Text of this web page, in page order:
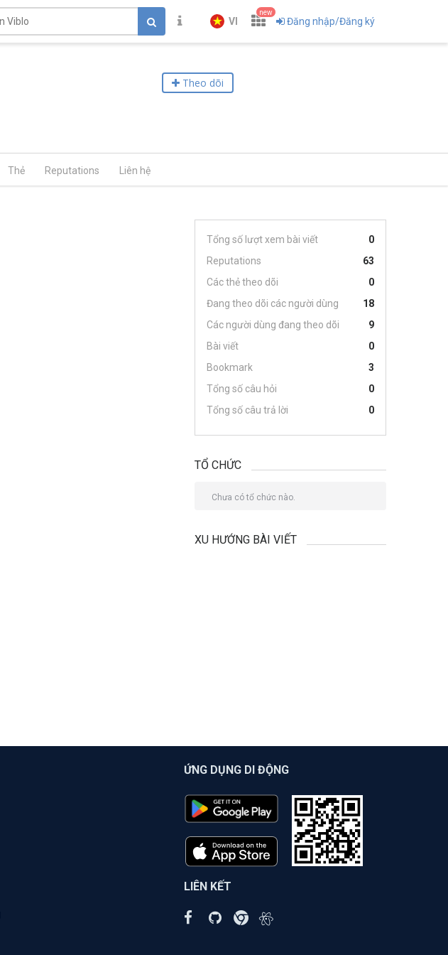
VI
new
Đăng nhập/Đăng ký
Theo dõi
Thẻ Reputations Liên hệ
Tổng số lượt xem bài viết
0
Reputations
63
Các thẻ theo dõi
0
Đang theo dõi các người dùng
18
Các người dùng đang theo dõi
9
Bài viết
0
Bookmark
3
Tổng số câu hỏi
0
Tổng số câu trả lời
0
TỔ CHỨC
Chưa có tổ chức nào.
XU HƯỚNG BÀI VIẾT
ỨNG DỤNG DI ĐỘNG
LIÊN KẾT